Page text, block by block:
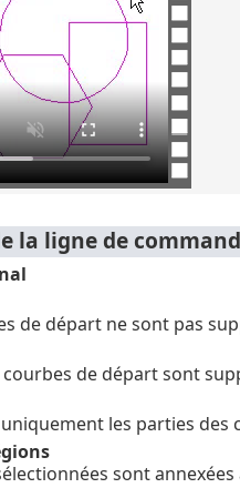
la ligne de
de départ ne sont pas
courbes de départ sont
les parties des
sont